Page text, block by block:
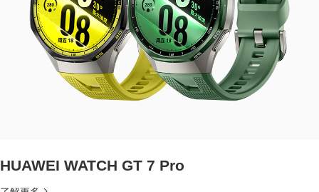
HUAWEI WATCH GT 7 Pro